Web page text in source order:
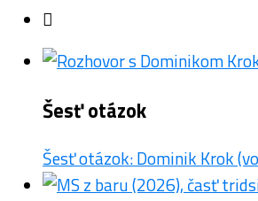
Šesť otázok
Šesť otázok: Dominik Krok